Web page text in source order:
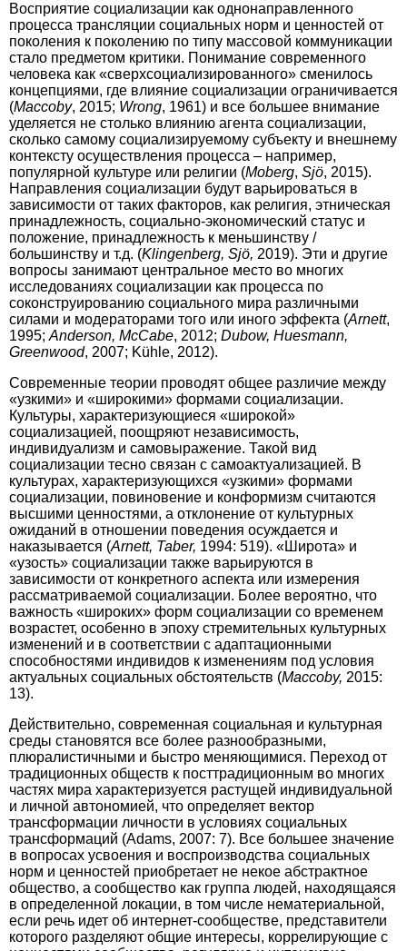
Восприятие социализации как однонаправленного
процесса трансляции социальных норм и ценностей от
поколения к поколению по типу массовой коммуникации
стало предметом критики. Понимание современного
человека как «сверхсоциализированного» сменилось
концепциями, где влияние социализации ограничивается
(Maccoby, 2015; Wrong, 1961) и все большее внимание
уделяется не столько влиянию агента социализации,
сколько самому социализируемому субъекту и внешнему
контексту осуществления процесса – например,
популярной культуре или религии (Moberg, Sjö, 2015).
Направления социализации будут варьироваться в
зависимости от таких факторов, как религия, этническая
принадлежность, социально-экономический статус и
положение, принадлежность к меньшинству /
большинству и т.д. (Klingenberg, Sjö, 2019). Эти и другие
вопросы занимают центральное место во многих
исследованиях социализации как процесса по
соконструированию социального мира различными
силами и модераторами того или иного эффекта (Arnett,
1995; Anderson, McCabe, 2012; Dubow, Huesmann,
Greenwood, 2007; Kühle, 2012).
Современные теории проводят общее различие между
«узкими» и «широкими» формами социализации.
Культуры, характеризующиеся «широкой»
социализацией, поощряют независимость,
индивидуализм и самовыражение. Такой вид
социализации тесно связан с самоактуализацией. В
культурах, характеризующихся «узкими» формами
социализации, повиновение и конформизм считаются
высшими ценностями, а отклонение от культурных
ожиданий в отношении поведения осуждается и
наказывается (Arnett, Taber, 1994: 519). «Широта» и
«узость» социализации также варьируются в
зависимости от конкретного аспекта или измерения
рассматриваемой социализации. Более вероятно, что
важность «широких» форм социализации со временем
возрастет, особенно в эпоху стремительных культурных
изменений и в соответствии с адаптационными
способностями индивидов к изменениям под условия
актуальных социальных обстоятельств (Maccoby, 2015:
13).
Действительно, современная социальная и культурная
среды становятся все более разнообразными,
плюралистичными и быстро меняющимися. Переход от
традиционных обществ к посттрадиционным во многих
частях мира характеризуется растущей индивидуальной
и личной автономией, что определяет вектор
трансформации личности в условиях социальных
трансформаций (Adams, 2007: 7). Все большее значение
в вопросах усвоения и воспроизводства социальных
норм и ценностей приобретает не некое абстрактное
общество, а сообщество как группа людей, находящаяся
в определенной локации, в том числе нематериальной,
если речь идет об интернет-сообществе, представители
которого разделяют общие интересы, коррелирующие с